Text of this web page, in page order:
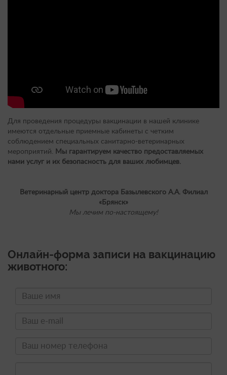
Для проведения процедуры вакцинации в нашей клинике
имеются отдельные приемные кабинеты с четким
соблюдением специальных санитарно-ветеринарных
мероприятий. Мы гарантируем качество предоставляемых
нами услуг и их безопасность для ваших любимцев.
Ветеринарный центр доктора Базылевского А.А. Филиал
«Брянск»
Мы лечим по-настоящему!
Онлайн-форма записи на вакцинацию
животного: